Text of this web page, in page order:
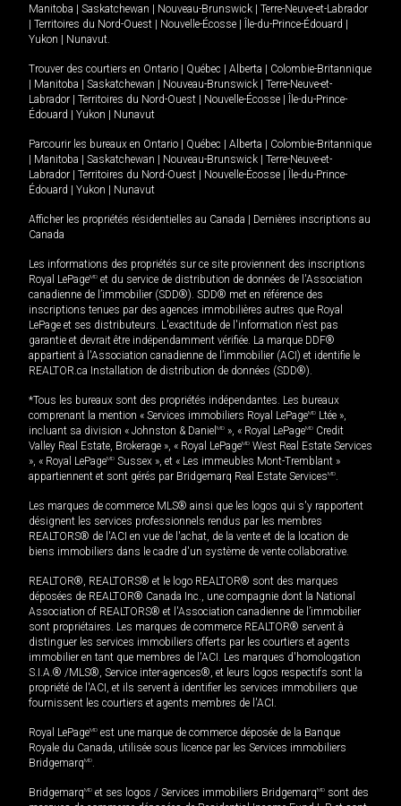
Manitoba
Saskatchewan Nouveau-Brunswick
Terre-Neuve-et-Labrador
Territoires du Nord-Ouest Nouvelle-Écosse Île-du-Prince-Édouard
Yukon
Nunavut.
Trouver des courtiers en Ontario Québec Alberta
Colombie-Britannique
Manitoba Saskatchewan Nouveau-Brunswick
Terre-Neuve-et-
Labrador
Territoires du Nord-Ouest Nouvelle-Écosse
Île-du-Prince-
Édouard
Yukon Nunavut
Parcourir les bureaux en Ontario Québec Alberta
Colombie-Britannique
Manitoba Saskatchewan Nouveau-Brunswick
Terre-Neuve-et-
Labrador
Territoires du Nord-Ouest Nouvelle-Écosse
Île-du-Prince-
Édouard
Yukon Nunavut
Afficher les propriétés résidentielles au Canada
Dernières inscriptions au
Canada
Les informations des propriétés sur ce site proviennent des inscriptions
Royal LePageMD et du service de distribution de données de l'Association
canadienne de l’immobilier (SDD®). SDD® met en référence des
inscriptions tenues par des agences immobilières autres que Royal
LePage et ses distributeurs. L'exactitude de l'information n'est pas
garantie et devrait être indépendamment vérifiée. La marque DDF®
appartient à l'Association canadienne de l’immobilier (ACI) et identifie le
REALTOR.ca Installation de distribution de données (SDD®).
*Tous les bureaux sont des propriétés indépendantes. Les bureaux
comprenant la mention « Services immobiliers Royal LePageMD Ltée »,
incluant sa division « Johnston & Daniel MD », « Royal LePageMD Credit
Valley Real Estate, Brokerage », « Royal LePageMD West Real Estate Services
», « Royal LePageMD Sussex », et « Les immeubles Mont-Tremblant »
appartiennent et sont gérés par Bridgemarq Real Estate ServicesMD.
Les marques de commerce MLS® ainsi que les logos qui s'y rapportent
désignent les services professionnels rendus par les membres
REALTORS® de l'ACI en vue de l'achat, de la vente et de la location de
biens immobiliers dans le cadre d'un système de vente collaborative.
REALTOR®, REALTORS® et le logo REALTOR® sont des marques
déposées de REALTOR® Canada Inc., une compagnie dont la National
Association of REALTORS® et l'Association canadienne de l’immobilier
sont propriétaires. Les marques de commerce REALTOR® servent à
distinguer les services immobiliers offerts par les courtiers et agents
immobilier en tant que membres de l'ACI. Les marques d'homologation
S.I.A.® /MLS®, Service inter-agences®, et leurs logos respectifs sont la
propriété de l'ACI, et ils servent à identifier les services immobiliers que
fournissent les courtiers et agents membres de l'ACI.
Royal LePageMD est une marque de commerce déposée de la Banque
Royale du Canada, utilisée sous licence par les Services immobiliers
BridgemarqMD.
BridgemarqMD et ses logos / Services immobiliers BridgemarqMD sont des